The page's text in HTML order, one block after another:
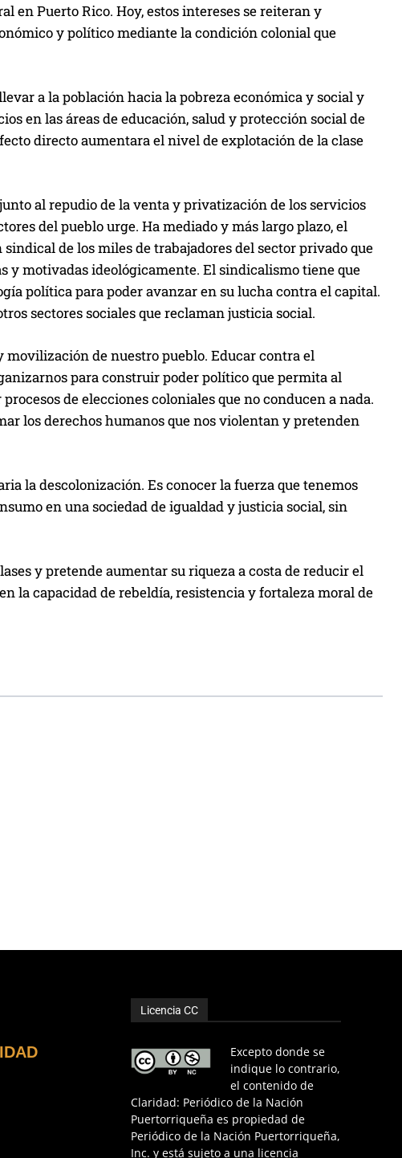
en Puerto Rico. Hoy, estos intereses se reiteran y
y político mediante la condición colonial que
a la población hacia la pobreza económica y social y
en las áreas de educación, salud y protección social de
directo aumentara el nivel de explotación de la clase
al repudio de la venta y privatización de los servicios
del pueblo urge. Ha mediado y más largo plazo, el
de los miles de trabajadores del sector privado que
y motivadas ideológicamente. El sindicalismo tiene que
política para poder avanzar en su lucha contra el capital.
sectores sociales que reclaman justicia social.
movilización de nuestro pueblo. Educar contra el
para construir poder político que permita al
de elecciones coloniales que no conducen a nada.
los derechos humanos que nos violentan y pretenden
la descolonización. Es conocer la fuerza que tenemos
en una sociedad de igualdad y justicia social, sin
y pretende aumentar su riqueza a costa de reducir el
la capacidad de rebeldía, resistencia y fortaleza moral de
Licencia CC
Excepto donde se
indique lo contrario,
el contenido de
Claridad: Periódico de la Nación
Puertorriqueña es propiedad de
Periódico de la Nación Puertorriqueña,
Inc. y está sujeto a una licencia